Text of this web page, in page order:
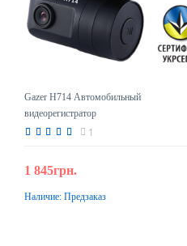
Gazer H714 Автомобильный
видеорегистратор
1
1 845грн.
Предзаказ
Наличие: Предзаказ